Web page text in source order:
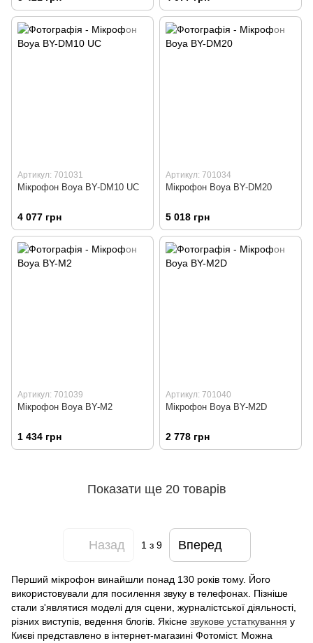
Артикул: 701031
Мікрофон Boya BY-DM10 UC
4 077 грн
Артикул: 701034
Мікрофон Boya BY-DM20
5 018 грн
Артикул: 701039
Мікрофон Boya BY-M2
1 434 грн
Артикул: 701040
Мікрофон Boya BY-M2D
2 778 грн
Показати ще 20 товарів
Назад 1з 9 Вперед
Перший мікрофон винайшли понад 130 років тому. Його
використовували для посилення звуку в телефонах. Пізніше
стали з'являтися моделі для сцени, журналістської діяльності,
різних виступів, ведення блогів. Якісне звукове устаткування у
Києві представлено в інтернет-магазині Фотоміст. Можна